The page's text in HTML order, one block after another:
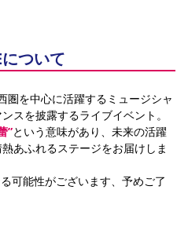
ついて
圏を中心に活躍するミュージシャ
スを披露するライブイベント。
”という意味があり、未来の活躍
あふれるステージをお届けしま
可能性がございます、予めご了